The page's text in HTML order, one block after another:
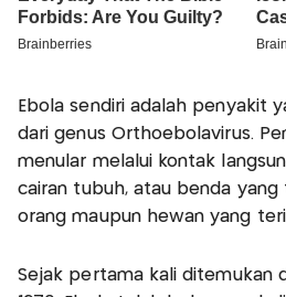
Ebola sendiri adalah penyakit
dari genus Orthoebolavirus.
menular melalui kontak
cairan tubuh, atau benda yang
orang maupun hewan yang
Sejak pertama kali ditemukan